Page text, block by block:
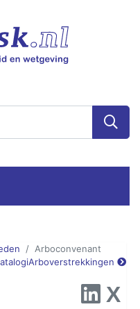
Arboconvenant
Arboverstrekkingen